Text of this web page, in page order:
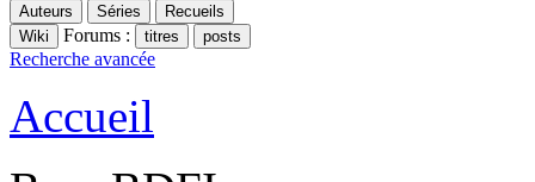
Forums :
Recherche avancée
Accueil